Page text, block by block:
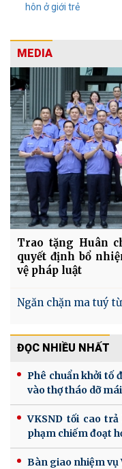
hôn ở giới trẻ
MEDIA
Trao tặng Huân
quyết định bổ
vệ pháp luật
Ngăn chặn ma tuý
ĐỌC NHIỀU NHẤT
Phê chuẩn khởi tố
vào thợ tháo dỡ
VKSND tối cao
phạm chiếm đoạt
Bàn giao nhiệm vụ